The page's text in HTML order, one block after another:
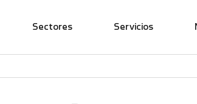
Sectores Servicios